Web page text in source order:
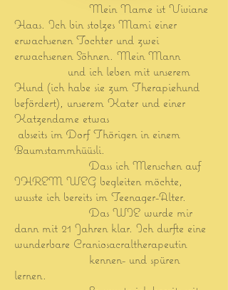
Mein Name ist Viviane
Haas. Ich bin stolzes Mami einer
erwachsenen Tochter und zwei
erwachsenen Söhnen. Mein Mann
und ich leben mit unserem
Hund (ich habe sie zum Therapiehund
befördert), unserem Kater und einer
Katzendame etwas
abseits im Dorf Thörigen in einem
Baumstammhüüsli.
Dass ich Menschen auf
IHREM WEG begleiten möchte,
wusste ich bereits im Teenager-Alter.
Das WIE wurde mir
dann mit 21 Jahren klar. Ich durfte eine
wunderbare Craniosacraltherapeutin
kennen- und spüren
lernen.